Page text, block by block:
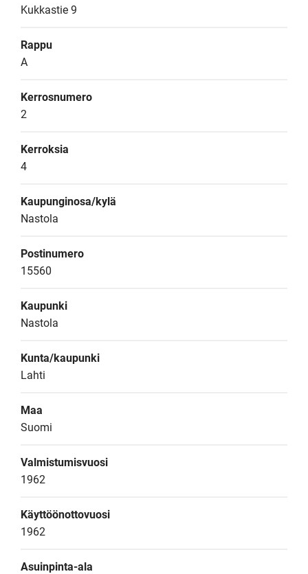
Kukkastie 9
Rappu
A
Kerrosnumero
2
Kerroksia
4
Kaupunginosa/kylä
Nastola
Postinumero
15560
Kaupunki
Nastola
Kunta/kaupunki
Lahti
Maa
Suomi
Valmistumisvuosi
1962
Käyttöönottovuosi
1962
Asuinpinta-ala